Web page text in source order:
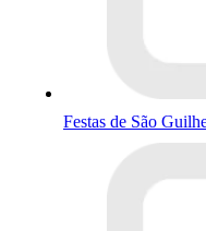
Festas de São